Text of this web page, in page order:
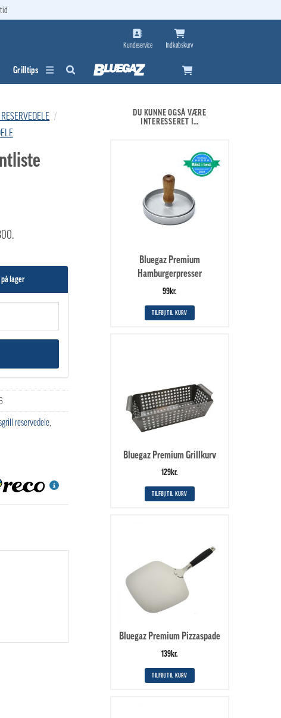
Kundeservice Indkøbskurv
Grilltips
/
lager
reservedele
DU KUNNE OGSÅ VÆRE
INTERESSERET I…
Bluegaz Premium
Hamburgerpresser
99kr.
TILFØJ TIL KURV
Bluegaz Premium Grillkurv
129kr.
TILFØJ TIL KURV
Bluegaz Premium Pizzaspade
139kr.
TILFØJ TIL KURV